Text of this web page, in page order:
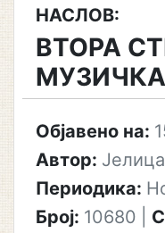
НАСЛОВ:
ВТОРА
Објавено на:
Автор:
Периодика:
Број: 10680